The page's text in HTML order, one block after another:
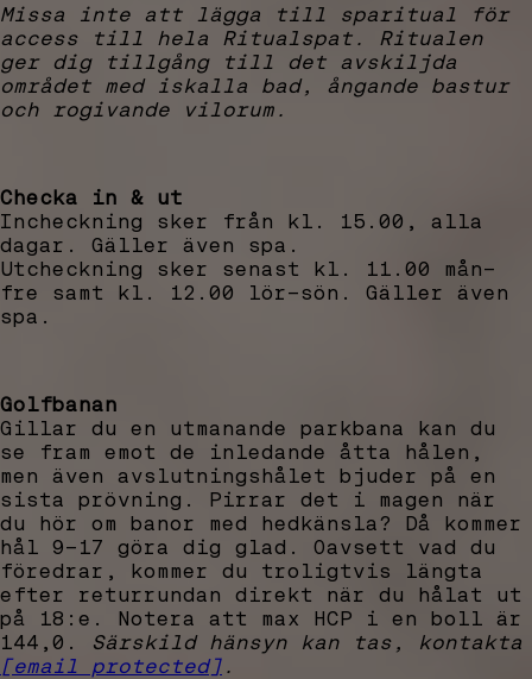
Missa inte att lägga till sparitual för
access till hela Ritualspat. Ritualen
ger dig tillgång till det avskiljda
området med iskalla bad, ångande bastur
och rogivande vilorum.
Checka in & ut
Incheckning sker från kl. 15.00, alla
dagar. Gäller även spa.
Utcheckning sker senast kl. 11.00 mån–
fre samt kl. 12.00 lör–sön. Gäller även
spa.
Golfbanan
Gillar du en utmanande parkbana kan du
se fram emot de inledande åtta hålen,
men även avslutningshålet bjuder på en
sista prövning. Pirrar det i magen när
du hör om banor med hedkänsla? Då kommer
hål 9-17 göra dig glad. Oavsett vad du
föredrar, kommer du troligtvis längta
efter returrundan direkt när du hålat ut
på 18:e. Notera att max HCP i en boll är
144,0. Särskild hänsyn kan tas, kontakta
[email protected] .